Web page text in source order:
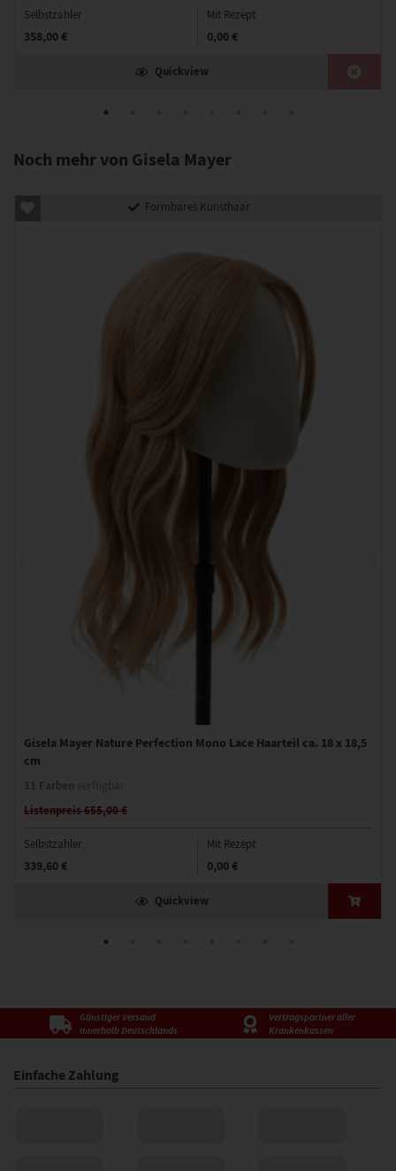
Selbstzahler
358,00 €
Mit Rezept
0,00 €
Quickview
Noch mehr von Gisela Mayer
Formbares Kunsthaar
Gisela Mayer Nature Perfection Mono Lace Haarteil ca. 18 x 18,5
cm
Listenpreis 655,00 €
Selbstzahler
339,60 €
Mit Rezept
0,00 €
Quickview
Günstiger Versand
innerhalb Deutschlands
Vertragspartner aller
Krankenkassen
Einfache Zahlung